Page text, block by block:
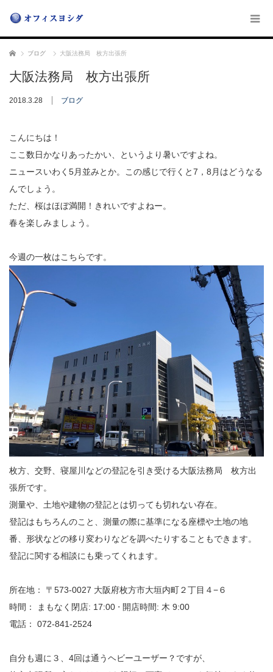
ホーム ブログ 大阪法務局 枚方出張所
大阪法務局 枚方出張所
2018.3.28 ブログ
こんにちは！
ここ数日かなりあったかい、というより暑いですよね。
ニュースいわく5月並みとか。この感じで行くと7，8月はどうなる
んでしょう。
ただ、桜はほぼ満開！きれいですよねー。
春を楽しみましょう。
今週の一枚はこちらです。
枚方、交野、寝屋川などの登記を引き受ける大阪法務局 枚方出
張所です。
測量や、土地や建物の登記とは切っても切れない存在。
登記はもちろんのこと、測量の際に基準になる座標や土地の地
番、形状などの移り変わりなどを調べたりすることもできます。
登記に関する相談にも乗ってくれます。
所在地： 〒573-0027 大阪府枚方市大垣内町２丁目４−６
時間： まもなく閉店: 17:00 ⋅ 開店時間: 木 9:00
電話： 072-841-2524
自分も週に３、4回は通うヘビーユーザー？ですが、